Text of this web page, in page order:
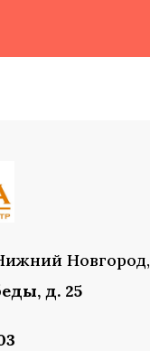
Новгород,
д. 25